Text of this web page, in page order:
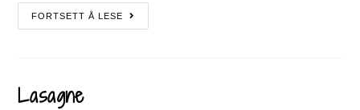
FORTSETT Å LESE
Lasagne